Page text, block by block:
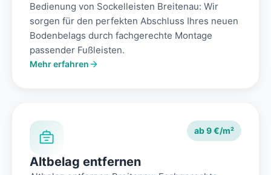
Bedienung von Sockelleisten Breitenau: Wir
sorgen für den perfekten Abschluss Ihres neuen
Bodenbelags durch fachgerechte Montage
passender Fußleisten.
Mehr erfahren
ab 9 €/m²
Altbelag entfernen